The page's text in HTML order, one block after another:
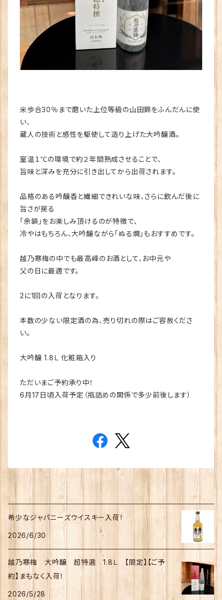
米歩合30％まで磨いた上位等級の山田錦をふんだんに使
い、
蔵人の技術と感性を駆使して造り上げた大吟醸酒。
室温１℃の環境で約２年間熟成させることで、
旨味と深みを充分に引き出してから出荷されます。
品格のある吟醸香と繊細できれいな味、さらに飲んだ後に
旨さが戻る
「余韻」をお楽しみ頂けるのが特徴で、
冷やはもちろん、大吟醸ながら「ぬる燗」もおすすめです。
越乃寒梅の中でも最高峰のお酒として、お中元や
父の日に最適です。
2に1回の入荷となります。
本数の少ない限定酒の為、売り切れの際はご容赦くださ
い。
大吟醸 1.8Ｌ 化粧箱入り
ただいまご予約承り中！
6月17日頃入荷予定（瓶詰めの関係で多少前後します）
希少なジャパニーズウイスキー入荷！
2026/6/30
越乃寒梅 大吟醸 超特選 1.8Ｌ 【限定】【ご予
約】まもなく入荷！
2026/5/28